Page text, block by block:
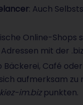
: Auch
Online-Shops
mit der
Bäckerei, Café
aufmerksam
kiez-im.bizpunkten.